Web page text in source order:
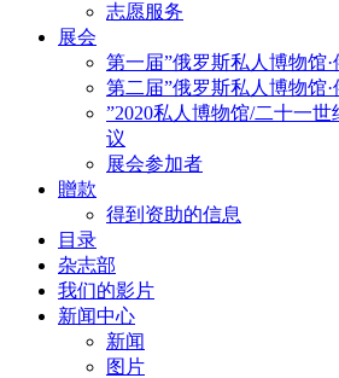
志愿服务
展会
第一届”俄罗斯私人博物馆
第二届”俄罗斯私人博物馆
”2020私人博物馆/二十一
议
展会参加者
贈款
得到资助的信息
目录
杂志部
我们的影片
新闻中心
新闻
图片